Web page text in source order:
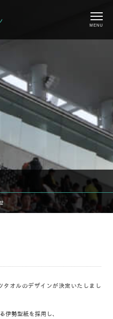
MENU
オルのデザインが決定いたしまし
伊勢型紙を採用し、